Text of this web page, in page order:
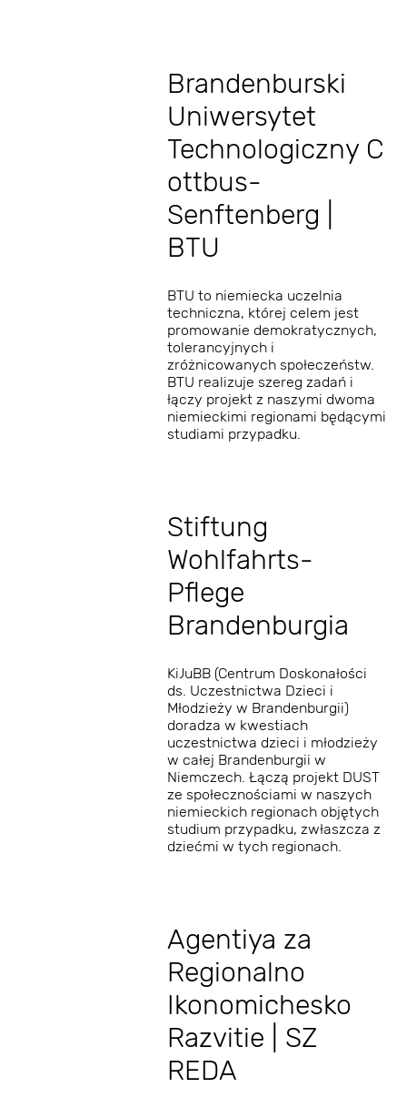
Brandenburski
Uniwersytet
Technologiczny C
ottbus-
Senftenberg |
BTU
BTU to niemiecka uczelnia
techniczna, której celem jest
promowanie demokratycznych,
tolerancyjnych i
zróżnicowanych społeczeństw.
BTU realizuje szereg zadań i
łączy projekt z naszymi dwoma
niemieckimi regionami będącymi
studiami przypadku.
Stiftung
Wohlfahrts-
Pflege
Brandenburgia
KiJuBB (Centrum Doskonałości
ds. Uczestnictwa Dzieci i
Młodzieży w Brandenburgii)
doradza w kwestiach
uczestnictwa dzieci i młodzieży
w całej Brandenburgii w
Niemczech. Łączą projekt DUST
ze społecznościami w naszych
niemieckich regionach objętych
studium przypadku, zwłaszcza z
dziećmi w tych regionach.
Agentiya za
Regionalno
Ikonomichesko
Razvitie | SZ
REDA